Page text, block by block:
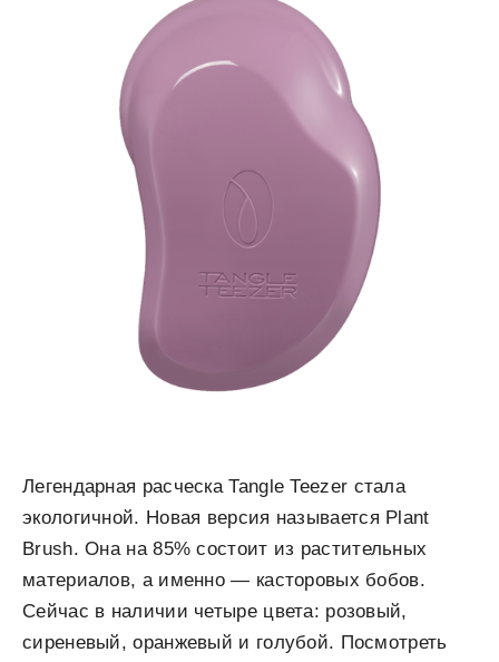
Легендарная расческа Tangle Teezer стала
экологичной. Новая версия называется Plant
Brush. Она на 85% состоит из растительных
материалов, а именно — касторовых бобов.
Сейчас в наличии четыре цвета: розовый,
сиреневый, оранжевый и голубой. Посмотреть